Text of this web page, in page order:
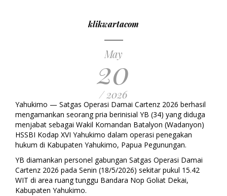
klikwartacom
May
20
/ 2026
Yahukimo — Satgas Operasi Damai Cartenz 2026 berhasil
mengamankan seorang pria berinisial YB (34) yang diduga
menjabat sebagai Wakil Komandan Batalyon (Wadanyon)
HSSBI Kodap XVI Yahukimo dalam operasi penegakan
hukum di Kabupaten Yahukimo, Papua Pegunungan.
YB diamankan personel gabungan Satgas Operasi Damai
Cartenz 2026 pada Senin (18/5/2026) sekitar pukul 15.42
WIT di area ruang tunggu Bandara Nop Goliat Dekai,
Kabupaten Yahukimo.